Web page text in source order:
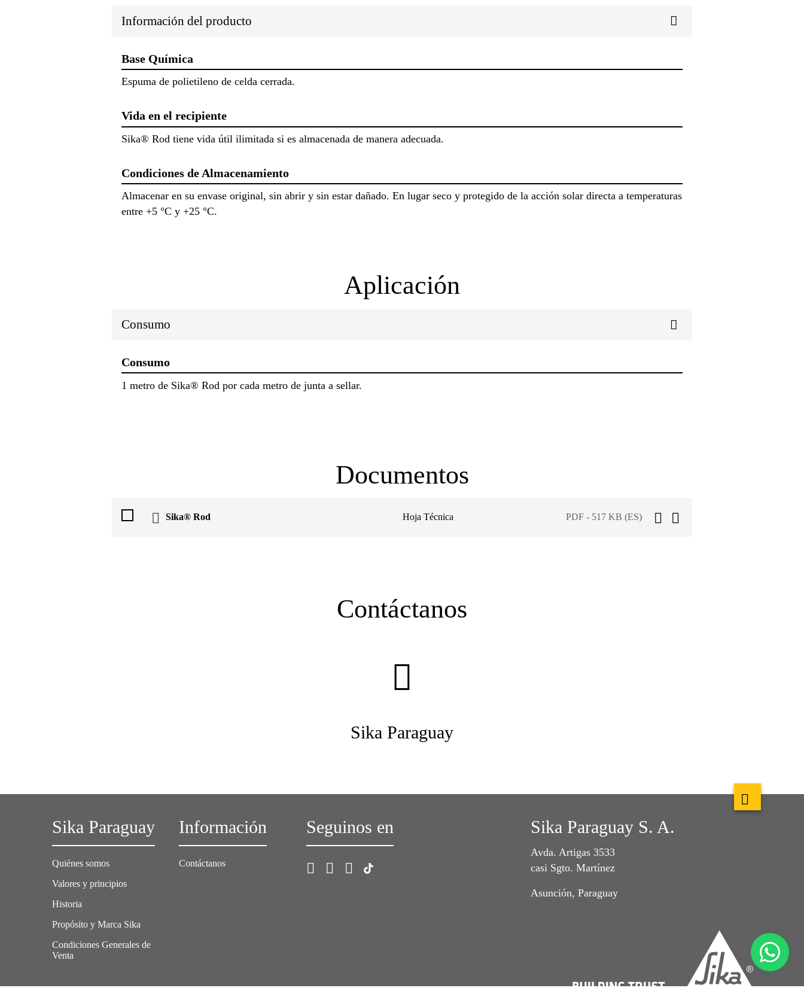
Información del producto
Base Química
Espuma de polietileno de celda cerrada.
Vida en el recipiente
Sika® Rod tiene vida útil ilimitada si es almacenada de manera adecuada.
Condiciones de Almacenamiento
Almacenar en su envase original, sin abrir y sin estar dañado. En lugar seco y protegido de la acción solar directa a temperaturas
entre +5 °C y +25 °C.
Aplicación
Consumo
Consumo
1 metro de Sika® Rod por cada metro de junta a sellar.
Documentos
Sika® Rod Hoja Técnica PDF - 517 KB (ES)
Contáctanos
Sika Paraguay
Sika Paraguay
Quiénes somos
Valores y principios
Historia
Propósito y Marca Sika
Condiciones Generales de
Venta
Información
Contáctanos
Seguinos en Sika Paraguay S. A.
Avda. Artigas 3533
casi Sgto. Martínez
Asunción, Paraguay